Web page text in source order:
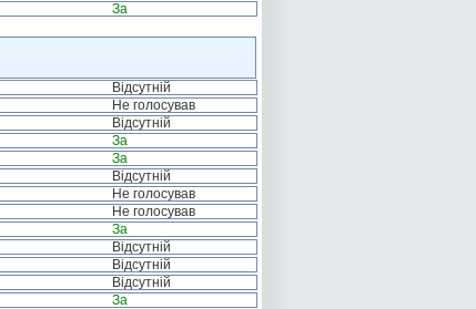
За
Відсутній
Не голосував
Відсутній
За
За
Відсутній
Не голосував
Не голосував
За
Відсутній
Відсутній
Відсутній
За